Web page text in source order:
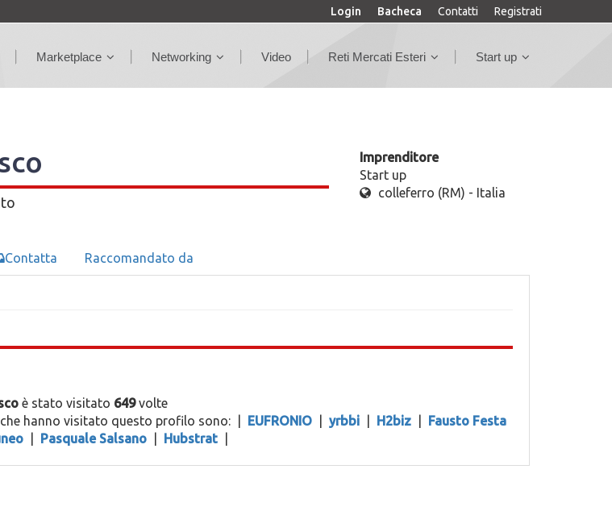
Login Bacheca Contatti Registrati
Marketplace Networking Video Reti Mercati Esteri Start up
Imprenditore
Start up
colleferro (RM) - Italia
Contatta Raccomandato da
è stato visitato 649volte
hanno visitato questo profilo sono:
EUFRONIO yrbbi H2biz
Fausto Festa
Pasquale Salsano Hubstrat